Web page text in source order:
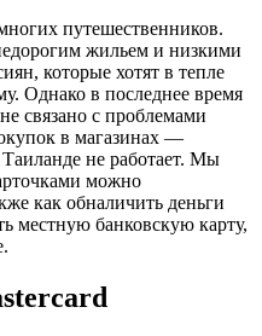
путешественников.
жильем и низкими
которые хотят в тепле
Однако в последнее время
связано с проблемами
в магазинах —
не работает. Мы
можно
как обналичить деньги
местную банковскую карту,